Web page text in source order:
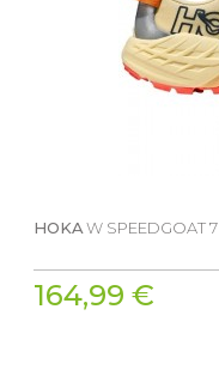
HOKAW SPEEDGOAT 7
164,99 €